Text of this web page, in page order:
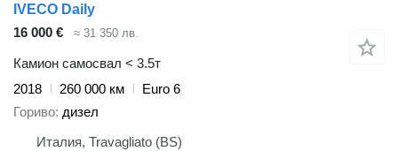
IVECO Daily
16 000 €
≈ 31 350 лв.
Камион самосвал < 3.5т
2018
260 000 км
Euro 6
Гориво дизел
Италия, Travagliato (BS)